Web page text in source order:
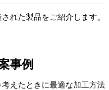
れた製品をご紹介します。
事例
えたときに最適な加工方法